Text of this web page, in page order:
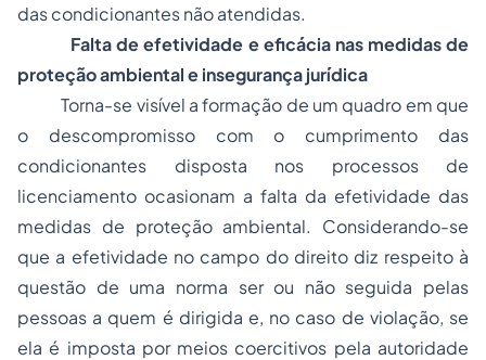
das condicionantes não atendidas.
Falta de efetividade e eficácia nas medidas de
proteção ambiental e insegurança jurídica
Torna-se visível a formação de um quadro em que
o descompromisso com o cumprimento das
condicionantes disposta nos processos de
licenciamento ocasionam a falta da efetividade das
medidas de proteção ambiental. Considerando-se
que a efetividade no campo do direito diz respeito à
questão de uma norma ser ou não seguida pelas
pessoas a quem é dirigida e, no caso de violação, se
ela é imposta por meios coercitivos pela autoridade